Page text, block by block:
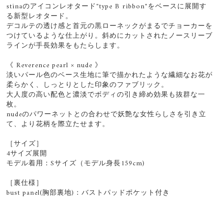
stinaのアイコンレオタード"type B ribbon"をベースに展開す
る新型レオタード。
デコルテの透け感と首元の黒ローネックがまるでチョーカーを
つけているような仕上がり。斜めにカットされたノースリーブ
ラインが手長効果をもたらします。
《 Reverence pearl × nude 》
淡いパール色のベース生地に筆で描かれたような繊細なお花が
柔らかく、しっとりとした印象のファブリック。
大人度の高い配色と濃淡でボディの引き締め効果も抜群な一
枚。
nudeのパワーネットとの合わせで妖艶な女性らしさを引き立
て、より花柄を際立たせます。
［サイズ］
4サイズ展開
モデル着用：Sサイズ（モデル身長159cm)
［裏仕様］
bust panel(胸部裏地)：バストパッドポケット付き